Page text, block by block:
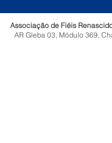
Associação de Fiéis
AR Gleba 03, Módulo 369,